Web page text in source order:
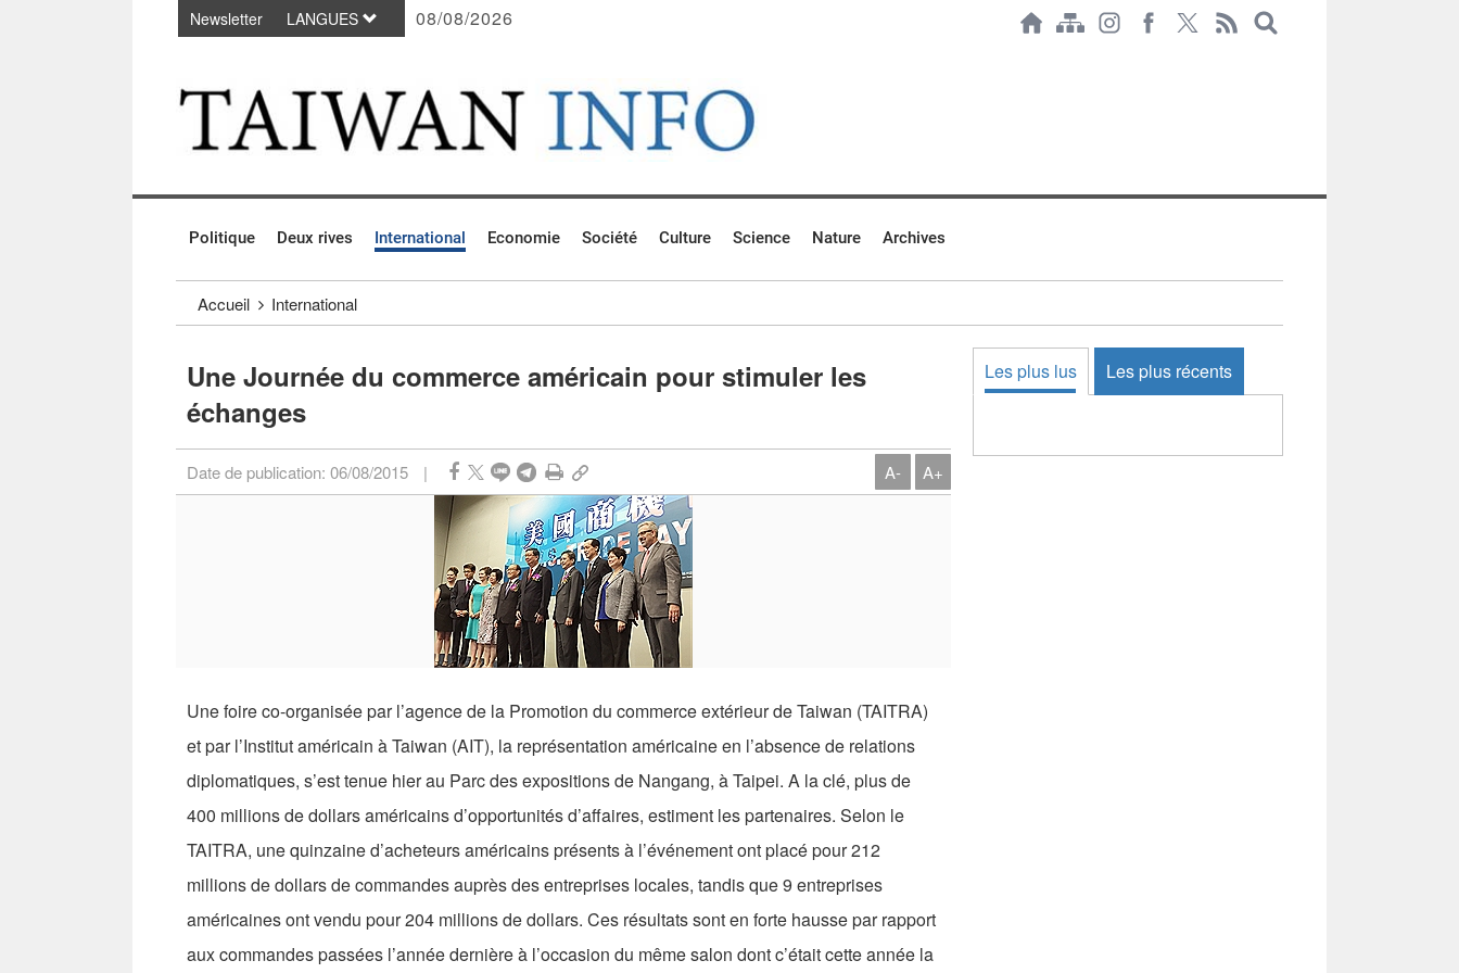
Passer au contenu principal
Newsletter LANGUES 08/08/2026
Politique Deux rives International Economie Société Culture Science Nature Archives
Accueil International
Une Journée du commerce américain pour stimuler les
échanges
Date de publication: 06/08/2015 | A- A+
Une foire co-organisée par l’agence de la Promotion du commerce extérieur de Taiwan (TAITRA)
et par l’Institut américain à Taiwan (AIT), la représentation américaine en l’absence de relations
diplomatiques, s’est tenue hier au Parc des expositions de Nangang, à Taipei. A la clé, plus de
400 millions de dollars américains d’opportunités d’affaires, estiment les partenaires. Selon le
TAITRA, une quinzaine d’acheteurs américains présents à l’événement ont placé pour 212
millions de dollars de commandes auprès des entreprises locales, tandis que 9 entreprises
américaines ont vendu pour 204 millions de dollars. Ces résultats sont en forte hausse par rapport
aux commandes passées l’année dernière à l’occasion du même salon dont c’était cette année la
Les plus lus Les plus récents